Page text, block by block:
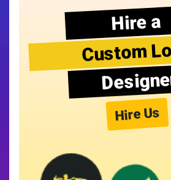
Hire a
Custom
Hire Us